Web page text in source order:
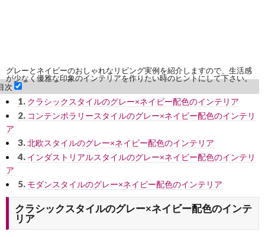
グレーとネイビーのおしゃれなリビング実例を紹介しますので、生活感
が少なく優雅な印象のインテリアを作りたい時のヒントにして下さい。
次
1. クラシックスタイルのグレー×ネイビー配色のインテリア
2. コンテンポラリースタイルのグレー×ネイビー配色のインテリ
ア
3.北欧スタイルのグレー×ネイビー配色のインテリア
4. インダストリアルスタイルのグレー×ネイビー配色のインテリ
ア
5. モダンスタイルのグレー×ネイビー配色のインテリア
クラシックスタイルのグレー×ネイビー配色のインテ
リア